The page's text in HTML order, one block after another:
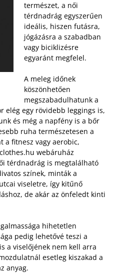
természet, a női
térdnadrág egyszerűen
ideális, hiszen futásra,
jógázásra a szabadban
vagy biciklizésre
egyaránt megfelel.
A meleg időnek
köszönhetően
megszabadulhatunk a
elég egy rövidebb leggings is,
és még a napfény is a bőr
ruha természetesen a
a fitnesz vagy aerobic,
webáruház
térdnadrág is megtalálható
színek, minták a
viseletre, így kitűnő
de akár az önfeledt kinti
hihetetlen
pedig lehetővé teszi a
a viselőjének nem kell arra
esetleg kiszakad a
anyag.